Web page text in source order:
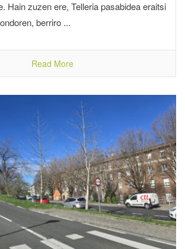
Hain zuzen ere, Telleria pasabidea eraitsi
berriro ...
Read More